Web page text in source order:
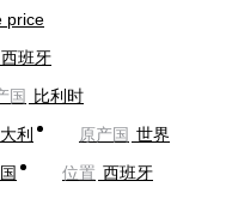
price
西班牙
国
比利时
利 原产国 世界
位置 西班牙